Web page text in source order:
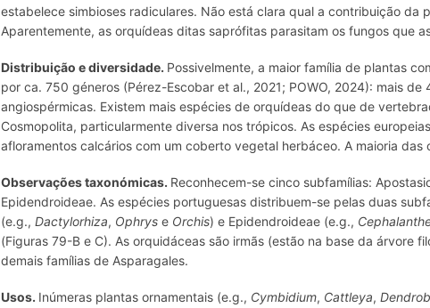
estabelece simbioses radiculares. Não está clara qual a contribuição da
Aparentemente, as orquídeas ditas saprófitas parasitam os fungos que
Distribuição e diversidade. Possivelmente, a maior família de plantas
por ca. 750 géneros (Pérez-Escobar et al., 2021; POWO, 2024): mais
angiospérmicas. Existem mais espécies de orquídeas do que de
Cosmopolita, particularmente diversa nos trópicos. As espécies
afloramentos calcários com um coberto vegetal herbáceo. A maioria
Observações taxonómicas. Reconhecem-se cinco subfamílias:
Epidendroideae. As espécies portuguesas distribuem-se pelas duas
(e.g.,Dactylorhiza, Ophrys e Orchis) e Epidendroideae (e.g.,
(Figuras 79-B e C). As orquidáceas são irmãs (estão na base da árvore
demais famílias de Asparagales.
Usos. Inúmeras plantas ornamentais (e.g., Cymbidium, Cattleya,